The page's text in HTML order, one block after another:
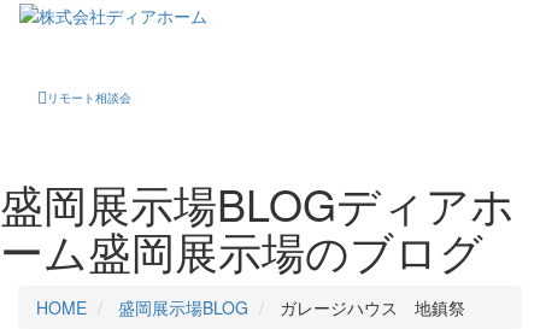
リモート相談会
盛岡展示場BLOGディアホ
ーム盛岡展示場のブログ
HOME 盛岡展示場BLOG ガレージハウス 地鎮祭